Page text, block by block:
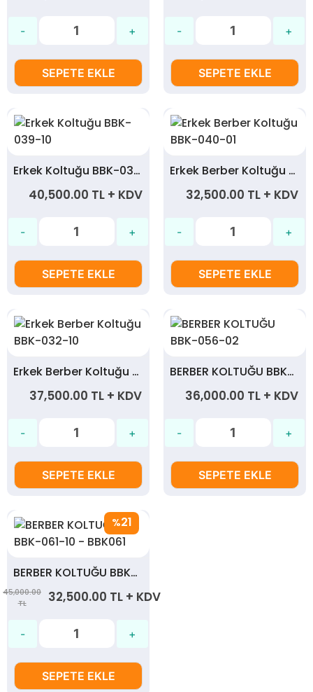
SEPETE EKLE SEPETE EKLE
Erkek Koltuğu BBK-039-10
40,500.00 TL + KDV
SEPETE EKLE
Erkek Berber Koltuğu BBK-040-01
32,500.00 TL + KDV
SEPETE EKLE
Erkek Berber Koltuğu BBK-032-10
37,500.00 TL + KDV
SEPETE EKLE
BERBER KOLTUĞU BBK-056-02
36,000.00 TL + KDV
SEPETE EKLE
%21
BERBER KOLTUĞU BBK-061-10 - BBK061
45,000.00
TL
32,500.00 TL + KDV
SEPETE EKLE